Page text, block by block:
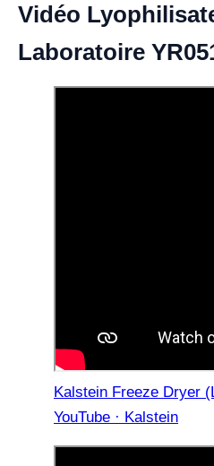
Vidéo
Laboratoire
Kalstein Freeze Dryer
YouTube · Kalstein